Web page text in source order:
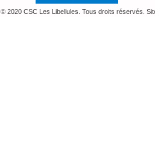
© 2020 CSC Les Libellules. Tous droits réservés.